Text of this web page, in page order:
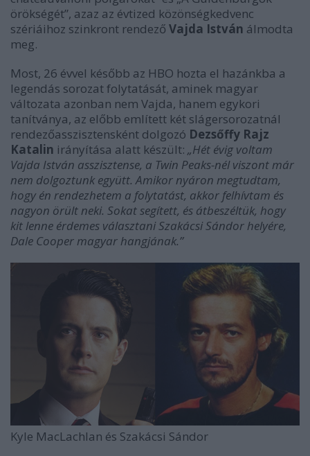
örökségét”, azaz az évtized közönségkedvenc
szériáihoz szinkront rendező Vajda István álmodta
meg.
Most, 26 évvel később az HBO hozta el hazánkba a
legendás sorozat folytatását, aminek magyar
változata azonban nem Vajda, hanem egykori
tanítványa, az előbb említett két slágersorozatnál
rendezőasszisztensként dolgozó Dezsőffy Rajz
Katalin irányítása alatt készült: „Hét évig voltam
Vajda István asszisztense, a Twin Peaks-nél viszont már
nem dolgoztunk együtt. Amikor nyáron megtudtam,
hogy én rendezhetem a folytatást, akkor felhívtam és
nagyon örült neki. Sokat segített, és átbeszéltük, hogy
kit lenne érdemes választani Szakácsi Sándor helyére,
Dale Cooper magyar hangjának.”
Kyle MacLachlan és Szakácsi Sándor